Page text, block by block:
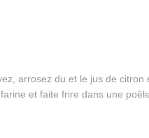
arrosez du et le jus de citron
et faite frire dans une